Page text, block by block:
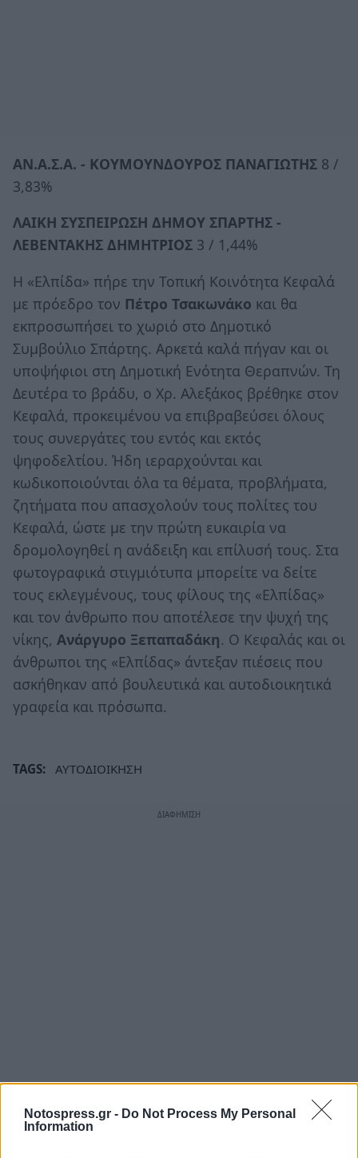
Notospress.gr - Do Not Process My Personal
Information
ΑΝ.Α.Σ.Α. - ΚΟΥΜΟΥΝΔΟΥΡΟΣ ΠΑΝΑΓΙΩΤΗΣ 8 /
3,83%
ΛΑΙΚΗ ΣΥΣΠΕΙΡΩΣΗ ΔΗΜΟΥ ΣΠΑΡΤΗΣ -
ΛΕΒΕΝΤΑΚΗΣ ΔΗΜΗΤΡΙΟΣ 3 / 1,44%
Η «Ελπίδα» πήρε την Τοπική Κοινότητα Κεφαλά
με πρόεδρο τον Πέτρο Τσακωνάκο και θα
εκπροσωπήσει το χωριό στο Δημοτικό
Συμβούλιο Σπάρτης. Αρκετά καλά πήγαν και οι
υποψήφιοι στη Δημοτική Ενότητα Θεραπνών. Τη
Δευτέρα το βράδυ, ο Χρ. Αλεξάκος βρέθηκε στον
Κεφαλά, προκειμένου να επιβραβεύσει όλους
τους συνεργάτες του εντός και εκτός
ψηφοδελτίου. Ήδη ιεραρχούνται και
κωδικοποιούνται όλα τα θέματα, προβλήματα,
ζητήματα που απασχολούν τους πολίτες του
Κεφαλά, ώστε με την πρώτη ευκαιρία να
δρομολογηθεί η ανάδειξη και επίλυσή τους. Στα
φωτογραφικά στιγμιότυπα μπορείτε να δείτε
τους εκλεγμένους, τους φίλους της «Ελπίδας»
και τον άνθρωπο που αποτέλεσε την ψυχή της
νίκης, Ανάργυρο Ξεπαπαδάκη. Ο Κεφαλάς και οι
άνθρωποι της «Ελπίδας» άντεξαν πιέσεις που
ασκήθηκαν από βουλευτικά και αυτοδιοικητικά
γραφεία και πρόσωπα.
TAGS: ΑΥΤΟΔΙΟΙΚΗΣΗ